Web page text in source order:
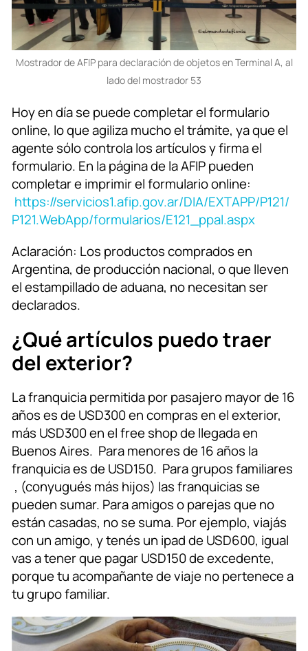
Mostrador de AFIP para declaración de objetos en Terminal A, al
lado del mostrador 53
Hoy en día se puede completar el formulario
online, lo que agiliza mucho el trámite, ya que el
agente sólo controla los artículos y firma el
formulario. En la página de la AFIP pueden
completar e imprimir el formulario online:
https://servicios1.afip.gov.ar/DIA/EXTAPP/P121/
P121.WebApp/formularios/E121_ppal.aspx
Aclaración: Los productos comprados en
Argentina, de producción nacional, o que lleven
el estampillado de aduana, no necesitan ser
declarados.
¿Qué artículos puedo traer
del exterior?
La franquicia permitida por pasajero mayor de 16
años es de USD300 en compras en el exterior,
más USD300 en el free shop de llegada en
Buenos Aires. Para menores de 16 años la
franquicia es de USD150. Para grupos familiares
, (conyugués más hijos) las franquicias se
pueden sumar. Para amigos o parejas que no
están casadas, no se suma. Por ejemplo, viajás
con un amigo, y tenés un ipad de USD600, igual
vas a tener que pagar USD150 de excedente,
porque tu acompañante de viaje no pertenece a
tu grupo familiar.